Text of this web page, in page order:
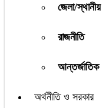
জেলা/স্থানীয়
রাজনীতি
আন্তর্জাতিক
অর্থনীতি ও সরকার